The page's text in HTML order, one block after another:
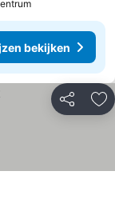
bekijken
Delen